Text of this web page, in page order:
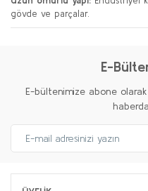
gövde ve parçalar.
E-
E-bültenimize abone